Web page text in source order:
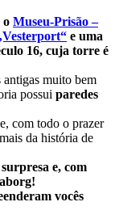
o Museu-Prisão –
e uma
16, cuja torre é
antigas muito bem
possui paredes
com todo o prazer
da história de
e, com
vocês